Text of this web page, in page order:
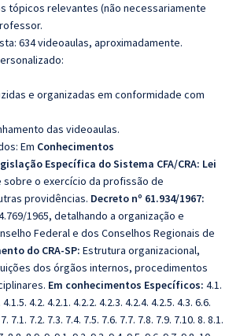
tópicos relevantes (não necessariamente
634 videoaulas, aproximadamente.
e organizadas em conformidade com
das videoaulas.
Em Conhecimentos
Específica do Sistema CFA/CRA: Lei
sobre o exercício da profissão de
providências. Decreto nº 61.934/1967:
1965, detalhando a organização e
Federal e dos Conselhos Regionais de
do CRA-SP: Estrutura organizacional,
dos órgãos internos, procedimentos
Em conhecimentos Específicos: 4.1.
4.2. 4.2.1. 4.2.2. 4.2.3. 4.2.4. 4.2.5. 4.3. 6.6.
7.1. 7.2. 7.3. 7.4. 7.5. 7.6. 7.7. 7.8. 7.9. 7.10. 8. 8.1.